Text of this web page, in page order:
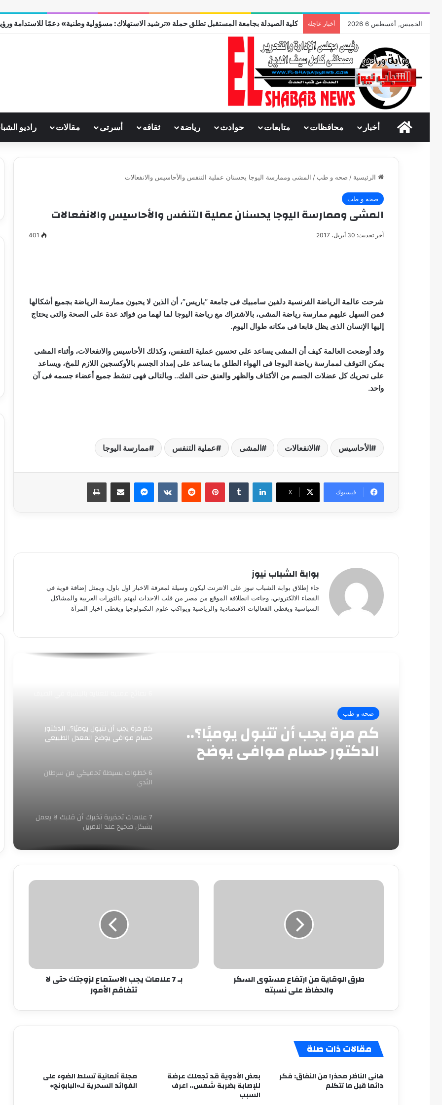
الخميس, أغسطس 6 2026 أخبار عاجلة كلية الصيدلة بجامعة المستقبل تطلق حملة «ترشيد الاستهلاك: مسؤولية وطنية» دعمًا للاستدامة ورؤية
الرئيسية
أخبار محافظات متابعات حوادث رياضة ثقافه أسرتى مقالات راديو
الرئيسية / صحه و طب / المشى وممارسة اليوجا يحسنان عملية التنفس والأحاسيس والانفعالات
صحه و طب
المشى وممارسة اليوجا يحسنان عملية التنفس والأحاسيس والانفعالات
آخر تحديث: 30 أبريل، 2017 401
شرحت عالمة الرياضة الفرنسية دلفين سامبيك فى جامعة “باريس”، أن الذين لا يحبون ممارسة الرياضة بجميع أشكالها
فمن السهل عليهم ممارسة رياضة المشى، بالاشتراك مع رياضة اليوجا لما لهما من فوائد عدة على الصحة والتى يحتاج
إليها الإنسان الذى يظل قابعا فى مكانه طوال اليوم.
وقد أوضحت العالمة كيف أن المشى يساعد على تحسين عملية التنفس، وكذلك الأحاسيس والانفعالات، وأثناء المشى
يمكن التوقف لممارسة رياضة اليوجا فى الهواء الطلق ما يساعد على إمداد الجسم بالأوكسجين اللازم للمخ، ويساعد
على تحريك كل عضلات الجسم من الأكتاف والظهر والعنق حتى الفك.. وبالتالى فهى تنشط جميع أعضاء جسمه فى آن
واحد.
الأحاسيس الانفعالات المشى عملية التنفس ممارسة اليوجا
فيسبوك ‫X
لينكدإن بينتيريست ماسنجر مشاركة عبر البريد طباعة
بوابة الشباب نيوز
جاء إطلاق بوابة الشباب نيوز على الانترنت ليكون وسيلة لمعرفة الاخبار اول باول، ويمثل إضافة قوية في
الفضاء الالكتروني، وجاءت انطلاقة الموقع من مصر من قلب الاحداث ليهتم بالثورات العربية والمشاكل
السياسية ويغطى الفعاليات الاقتصادية والرياضية ويواكب علوم التكنولوجيا ويغطي اخبار المرآة
صحه و طب
كم مرة يجب أن تتبول يوميًا؟..
الدكتور حسام موافي يوضح
المعدل الطبيعي
أسباب انتفاخ البطن فى الصباح
أسباب تساقط الشعر بكثرة
فوائد مهمة لبذور الجوافة
كم مرة يجب أن تتبول يوميًا؟.. الدكتور
حسام موافي يوضح المعدل الطبيعي
6 خطوات بسيطة تحميكي من سرطان
الثدي
7 علامات تحذيرية تخبرك أن قلبك لا يعمل
بشكل صحيح عند التمرين
مشروبات ممنوعة لمرضى القلب فى
أسباب انتفاخ البطن فى الصباح
أسباب تساقط الشعر بكثرة
تحذير عاجل من هانى الناظر للأمهات
طرق
نسبته
طرق الوقاية من ارتفاع مستوى السكر
والحفاظ على نسبته
بـ
تتفاقم
بـ 7 علامات يجب الاستماع لزوجتك حتى لا
تتفاقم الأمور
مقالات ذات صلة
هانى الناظر محذرا من النفاق: فكر
دائما قبل ما تتكلم
بعض الأدوية قد تجعلك عرضة
للإصابة بضربة شمس.. اعرف
السبب
مجلة ألمانية تسلط الضوء على
الفوائد السحرية لـ«البابونج»
سيف
الدين
يكتب
عطوه
كليوباترا
القرن
21
مصطفى كامل سيف الدين …. يكتب
مايسه عطوه كليوباترا القرن 21
سيف
الدين
….
جديدمصطفى كامل سيف الدين …. يكتب
ميلاد جديد